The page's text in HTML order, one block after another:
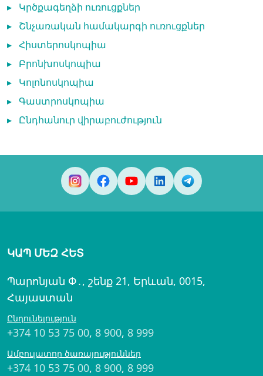
▸ Կրծքագեղձի ուռուցքներ
▸ Շնչառական համակարգի ուռուցքներ
▸ Հիստերոսկոպիա
▸ Բրոնխոսկոպիա
▸ Կոլոնոսկոպիա
▸ Գաստրոսկոպիա
▸ Ընդհանուր վիրաբուժություն
ԿԱՊ ՄԵԶ ՀԵՏ
Պարոնյան Փ․, շենք 21, Երևան, 0015,
Հայաստան
Ընդունելություն
+374 10 53 75 00, 8 900, 8 999
Ամբուլատոր ծառայություններ
+374 10 53 75 00, 8 900, 8 999